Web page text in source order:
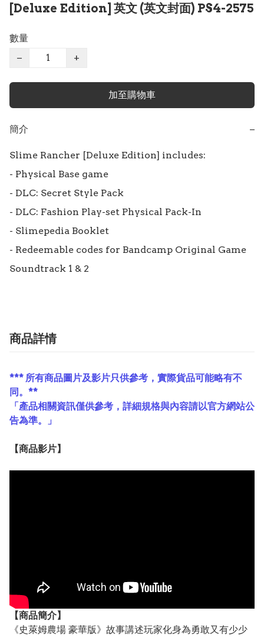
[Deluxe Edition] 英文 (英文封面) PS4-2575
數量
−
+
加至購物車
簡介 −
Slime Rancher [Deluxe Edition] includes:
- Physical Base game
- DLC: Secret Style Pack
- DLC: Fashion Play-set Physical Pack-In
- Slimepedia Booklet
- Redeemable codes for Bandcamp Original Game
Soundtrack 1 & 2
商品詳情
*** 所有商品圖片及影片只供參考，實際貨品可能略有不
同。**
「產品相關資訊僅供參考，詳細規格與內容請以官方網站公
告為準。」
【商品影片】
【商品簡介】
《史萊姆農場 豪華版》故事講述玩家化身為勇敢又有少少